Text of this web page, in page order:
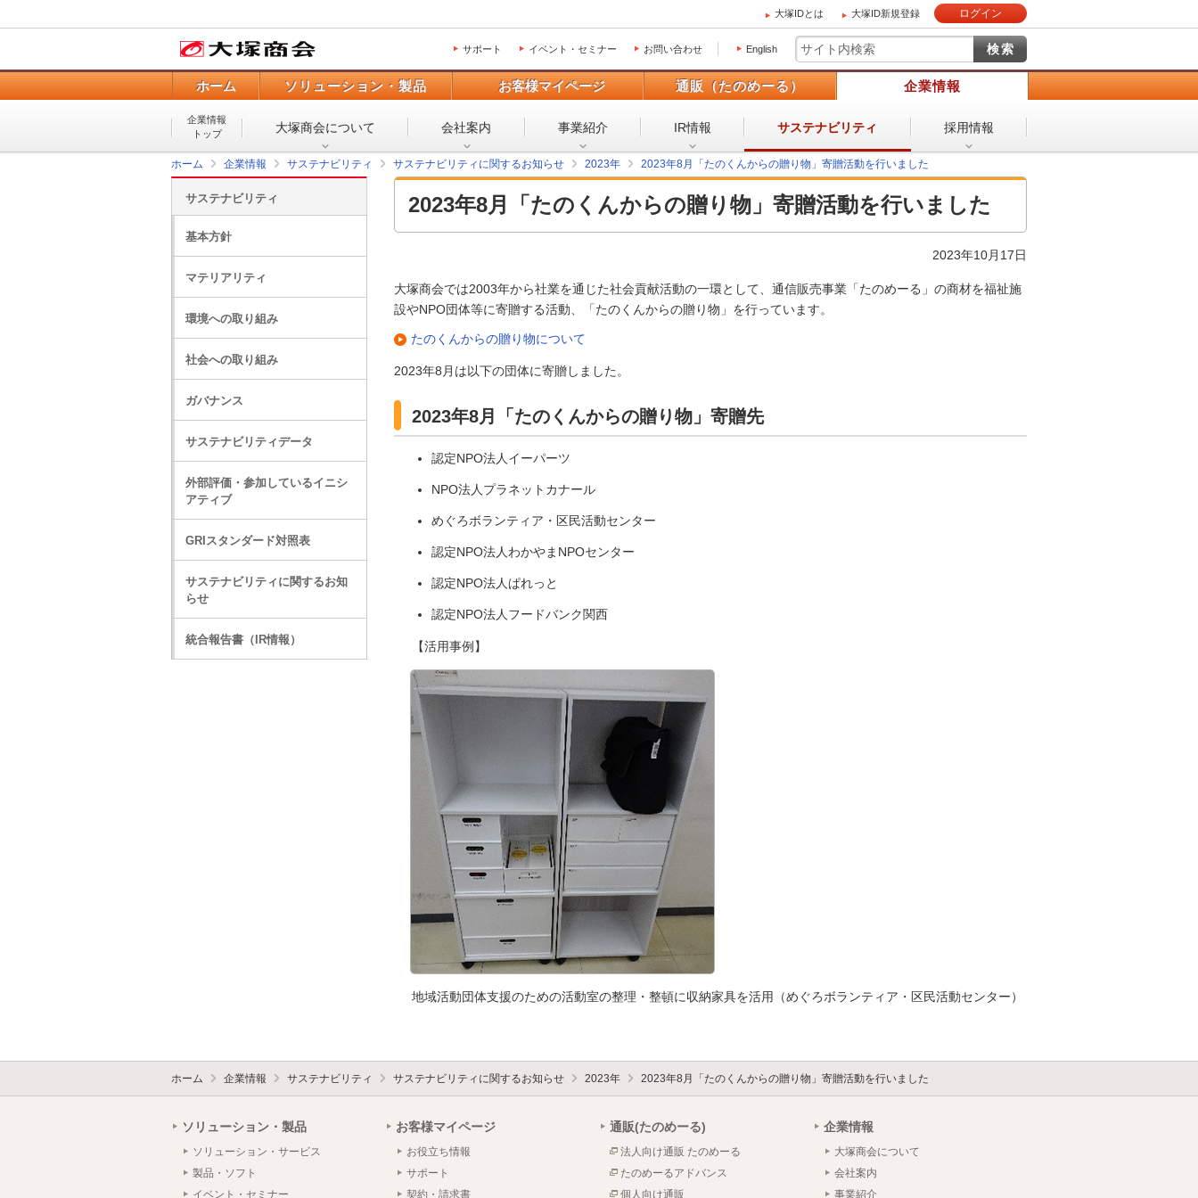
大塚IDとは 大塚ID新規登録 ログイン
サポート イベント・セミナー お問い合わせ English
ホーム ソリューション・製品 お客様マイページ 通販（たのめーる） 企業情報
企業情報
トップ
大塚商会について 会社案内 事業紹介 IR情報 サステナビリティ 採用情報
ホーム 企業情報 サステナビリティ サステナビリティに関するお知らせ 2023年 2023年8月「たのくんからの贈り物」寄贈活動を行いました
2023年8月「たのくんからの贈り物」寄贈活動を行いました
2023年10月17日
大塚商会では2003年から社業を通じた社会貢献活動の一環として、通信販売事業「たのめーる」の商材を福祉施
設やNPO団体等に寄贈する活動、「たのくんからの贈り物」を行っています。
たのくんからの贈り物について
2023年8月は以下の団体に寄贈しました。
2023年8月「たのくんからの贈り物」寄贈先
認定NPO法人イーパーツ
NPO法人プラネットカナール
めぐろボランティア・区民活動センター
認定NPO法人わかやまNPOセンター
認定NPO法人ぱれっと
認定NPO法人フードバンク関西
【活用事例】
地域活動団体支援のための活動室の整理・整頓に収納家具を活用（めぐろボランティア・区民活動センター）
サステナビリティ
基本方針
マテリアリティ
環境への取り組み
社会への取り組み
ガバナンス
サステナビリティデータ
外部評価・参加しているイニシ
アティブ
GRIスタンダード対照表
サステナビリティに関するお知
らせ
統合報告書（IR情報）
ホーム 企業情報 サステナビリティ サステナビリティに関するお知らせ 2023年 2023年8月「たのくんからの贈り物」寄贈活動を行いました
ソリューション・製品
ソリューション・サービス
製品・ソフト
イベント・セミナー
お客様マイページ
お役立ち情報
サポート
契約・請求書
通販(たのめーる)
法人向け通販 たのめーる
たのめーるアドバンス
個人向け通販
企業情報
大塚商会について
会社案内
事業紹介